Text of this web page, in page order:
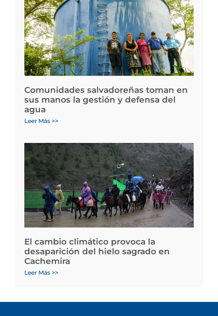
Comunidades salvadoreñas toman en
sus manos la gestión y defensa del
agua
Leer Más >>
El cambio climático provoca la
desaparición del hielo sagrado en
Cachemira
Leer Más >>